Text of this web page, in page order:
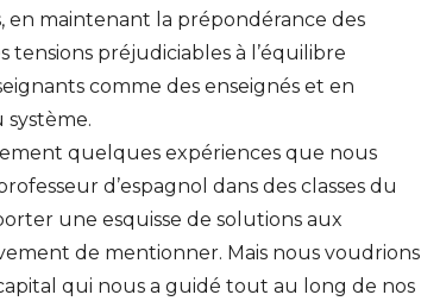
en maintenant la prépondérance des
tensions préjudiciables à l’équilibre
comme des enseignés et en
quelques expériences que nous
d’espagnol dans des classes du
une esquisse de solutions aux
de mentionner. Mais nous voudrions
qui nous a guidé tout au long de nos